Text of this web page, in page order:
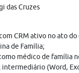
das Cruzes
CRM ativo no ato
de Família;
médico de família
(Word,